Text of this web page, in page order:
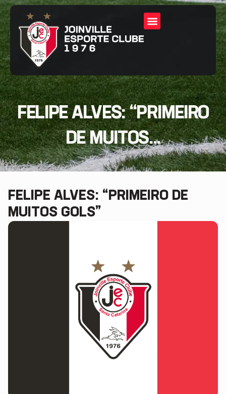
FELIPE ALVES: “PRIMEIRO
DE MUITOS...
FELIPE ALVES: “PRIMEIRO DE
MUITOS GOLS”